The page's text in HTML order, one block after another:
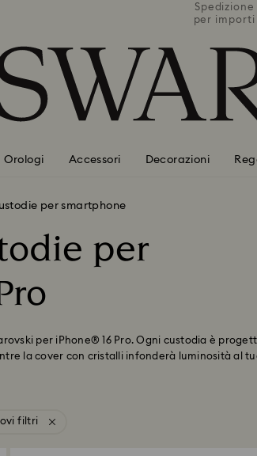
per importi
Orologi Accessori Decorazioni
per smartphone
per
per iPhone® 16 Pro. Ogni custodia è
la cover con cristalli infonderà luminosità al
filtri